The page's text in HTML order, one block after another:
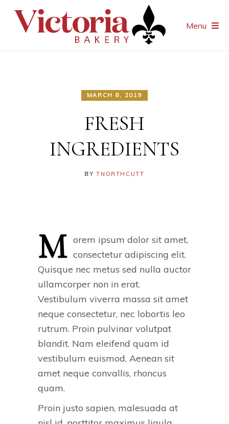
Menu
MARCH 8, 2019
FRESH
INGREDIENTS
BYTNORTHCUTT
M orem ipsum dolor sit amet,
consectetur adipiscing elit.
Quisque nec metus sed nulla auctor
ullamcorper non in erat.
Vestibulum viverra massa sit amet
neque consectetur, nec lobortis leo
rutrum. Proin pulvinar volutpat
blandit. Nam eleifend quam id
vestibulum euismod. Aenean sit
amet neque convallis, rhoncus
quam.
Proin justo sapien, malesuada at